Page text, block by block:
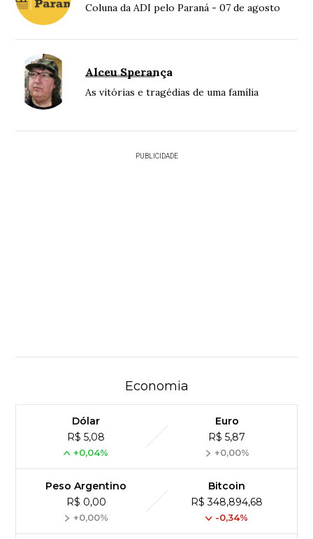
Coluna da ADI pelo Paraná - 07 de agosto
Alceu Sperança
As vitórias e tragédias de uma família
PUBLICIDADE
Economia
Dólar
R$ 5,08
+0,04%
Euro
R$ 5,87
+0,00%
Peso Argentino
R$ 0,00
+0,00%
Bitcoin
R$ 348,894,68
-0,34%